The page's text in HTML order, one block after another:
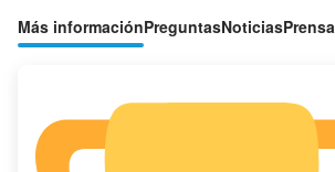
Más informaciónPreguntasNoticiasPrensa